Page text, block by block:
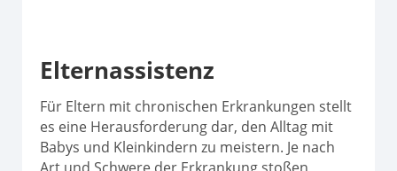
Elternassistenz
Für Eltern mit chronischen Erkrankungen stellt
es eine Herausforderung dar, den Alltag mit
Babys und Kleinkindern zu meistern. Je nach